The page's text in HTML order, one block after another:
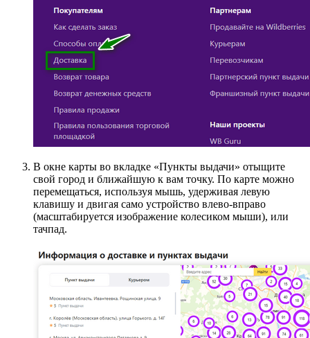
В окне карты во вкладке «Пункты выдачи» отыщите
свой город и ближайшую к вам точку. По карте можно
перемещаться, используя мышь, удерживая левую
клавишу и двигая само устройство влево-вправо
(масштабируется изображение колесиком мыши), или
тачпад.